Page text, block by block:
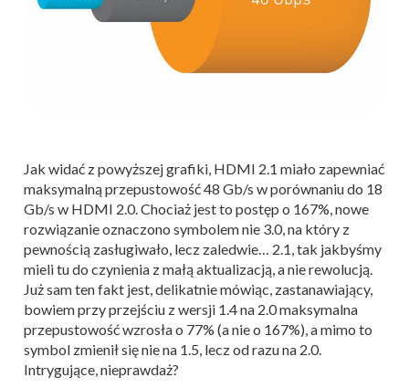
Jak widać z powyższej grafiki, HDMI 2.1 miało zapewniać
maksymalną przepustowość 48 Gb/s w porównaniu do 18
Gb/s w HDMI 2.0. Chociaż jest to postęp o 167%, nowe
rozwiązanie oznaczono symbolem nie 3.0, na który z
pewnością zasługiwało, lecz zaledwie… 2.1, tak jakbyśmy
mieli tu do czynienia z małą aktualizacją, a nie rewolucją.
Już sam ten fakt jest, delikatnie mówiąc, zastanawiający,
bowiem przy przejściu z wersji 1.4 na 2.0 maksymalna
przepustowość wzrosła o 77% (a nie o 167%), a mimo to
symbol zmienił się nie na 1.5, lecz od razu na 2.0.
Intrygujące, nieprawdaż?